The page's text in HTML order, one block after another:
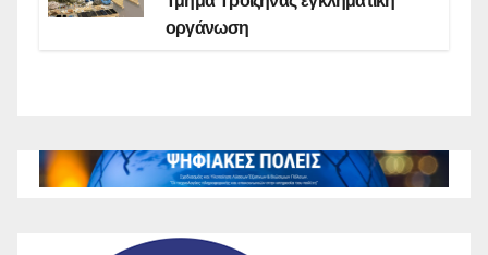
οργάνωση